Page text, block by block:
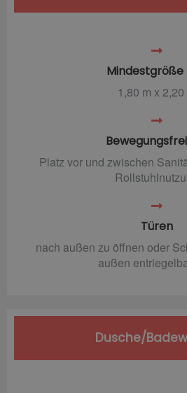
Mindestgröße
1,80 m x 2,20
Platz vor und zwischen
Türen
nach außen zu öffnen oder
außen
Dusche/